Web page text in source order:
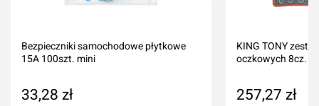
Bezpieczniki samochodowe płytkowe
15A 100szt. mini
33,28 zł
KING TONY
oczkowych 8cz.
257,27 zł